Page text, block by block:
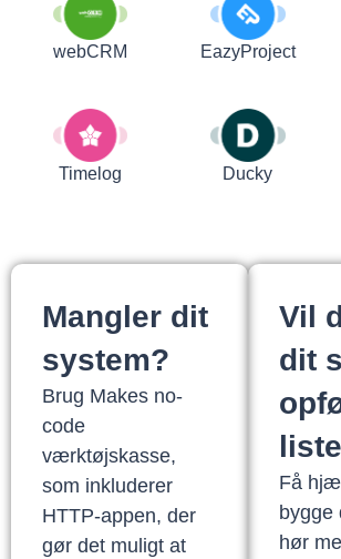
webCRM EazyProject
Timelog Ducky
Mangler dit
system?
Brug Makes no-
code
værktøjskasse,
som inkluderer
HTTP-appen, der
gør det muligt at
Vil
dit
Få
bygge
hør